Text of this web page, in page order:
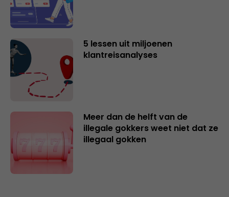
5 lessen uit miljoenen
klantreisanalyses
Meer dan de helft van de
illegale gokkers weet niet dat ze
illegaal gokken